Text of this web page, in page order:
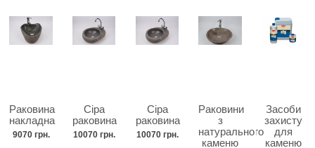
Раковина
накладна
9070 грн.
Сіра
раковина
10070 грн.
Сіра
раковина
10070 грн.
Раковини
з
натурального
каменю
Засоби
захисту
для
каменю